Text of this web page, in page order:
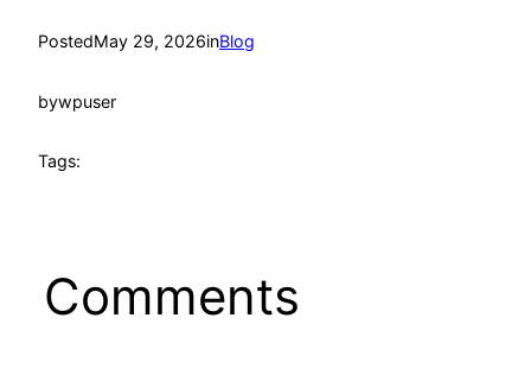
PostedMay 29, 2026inBlog
bywpuser
Tags:
Comments